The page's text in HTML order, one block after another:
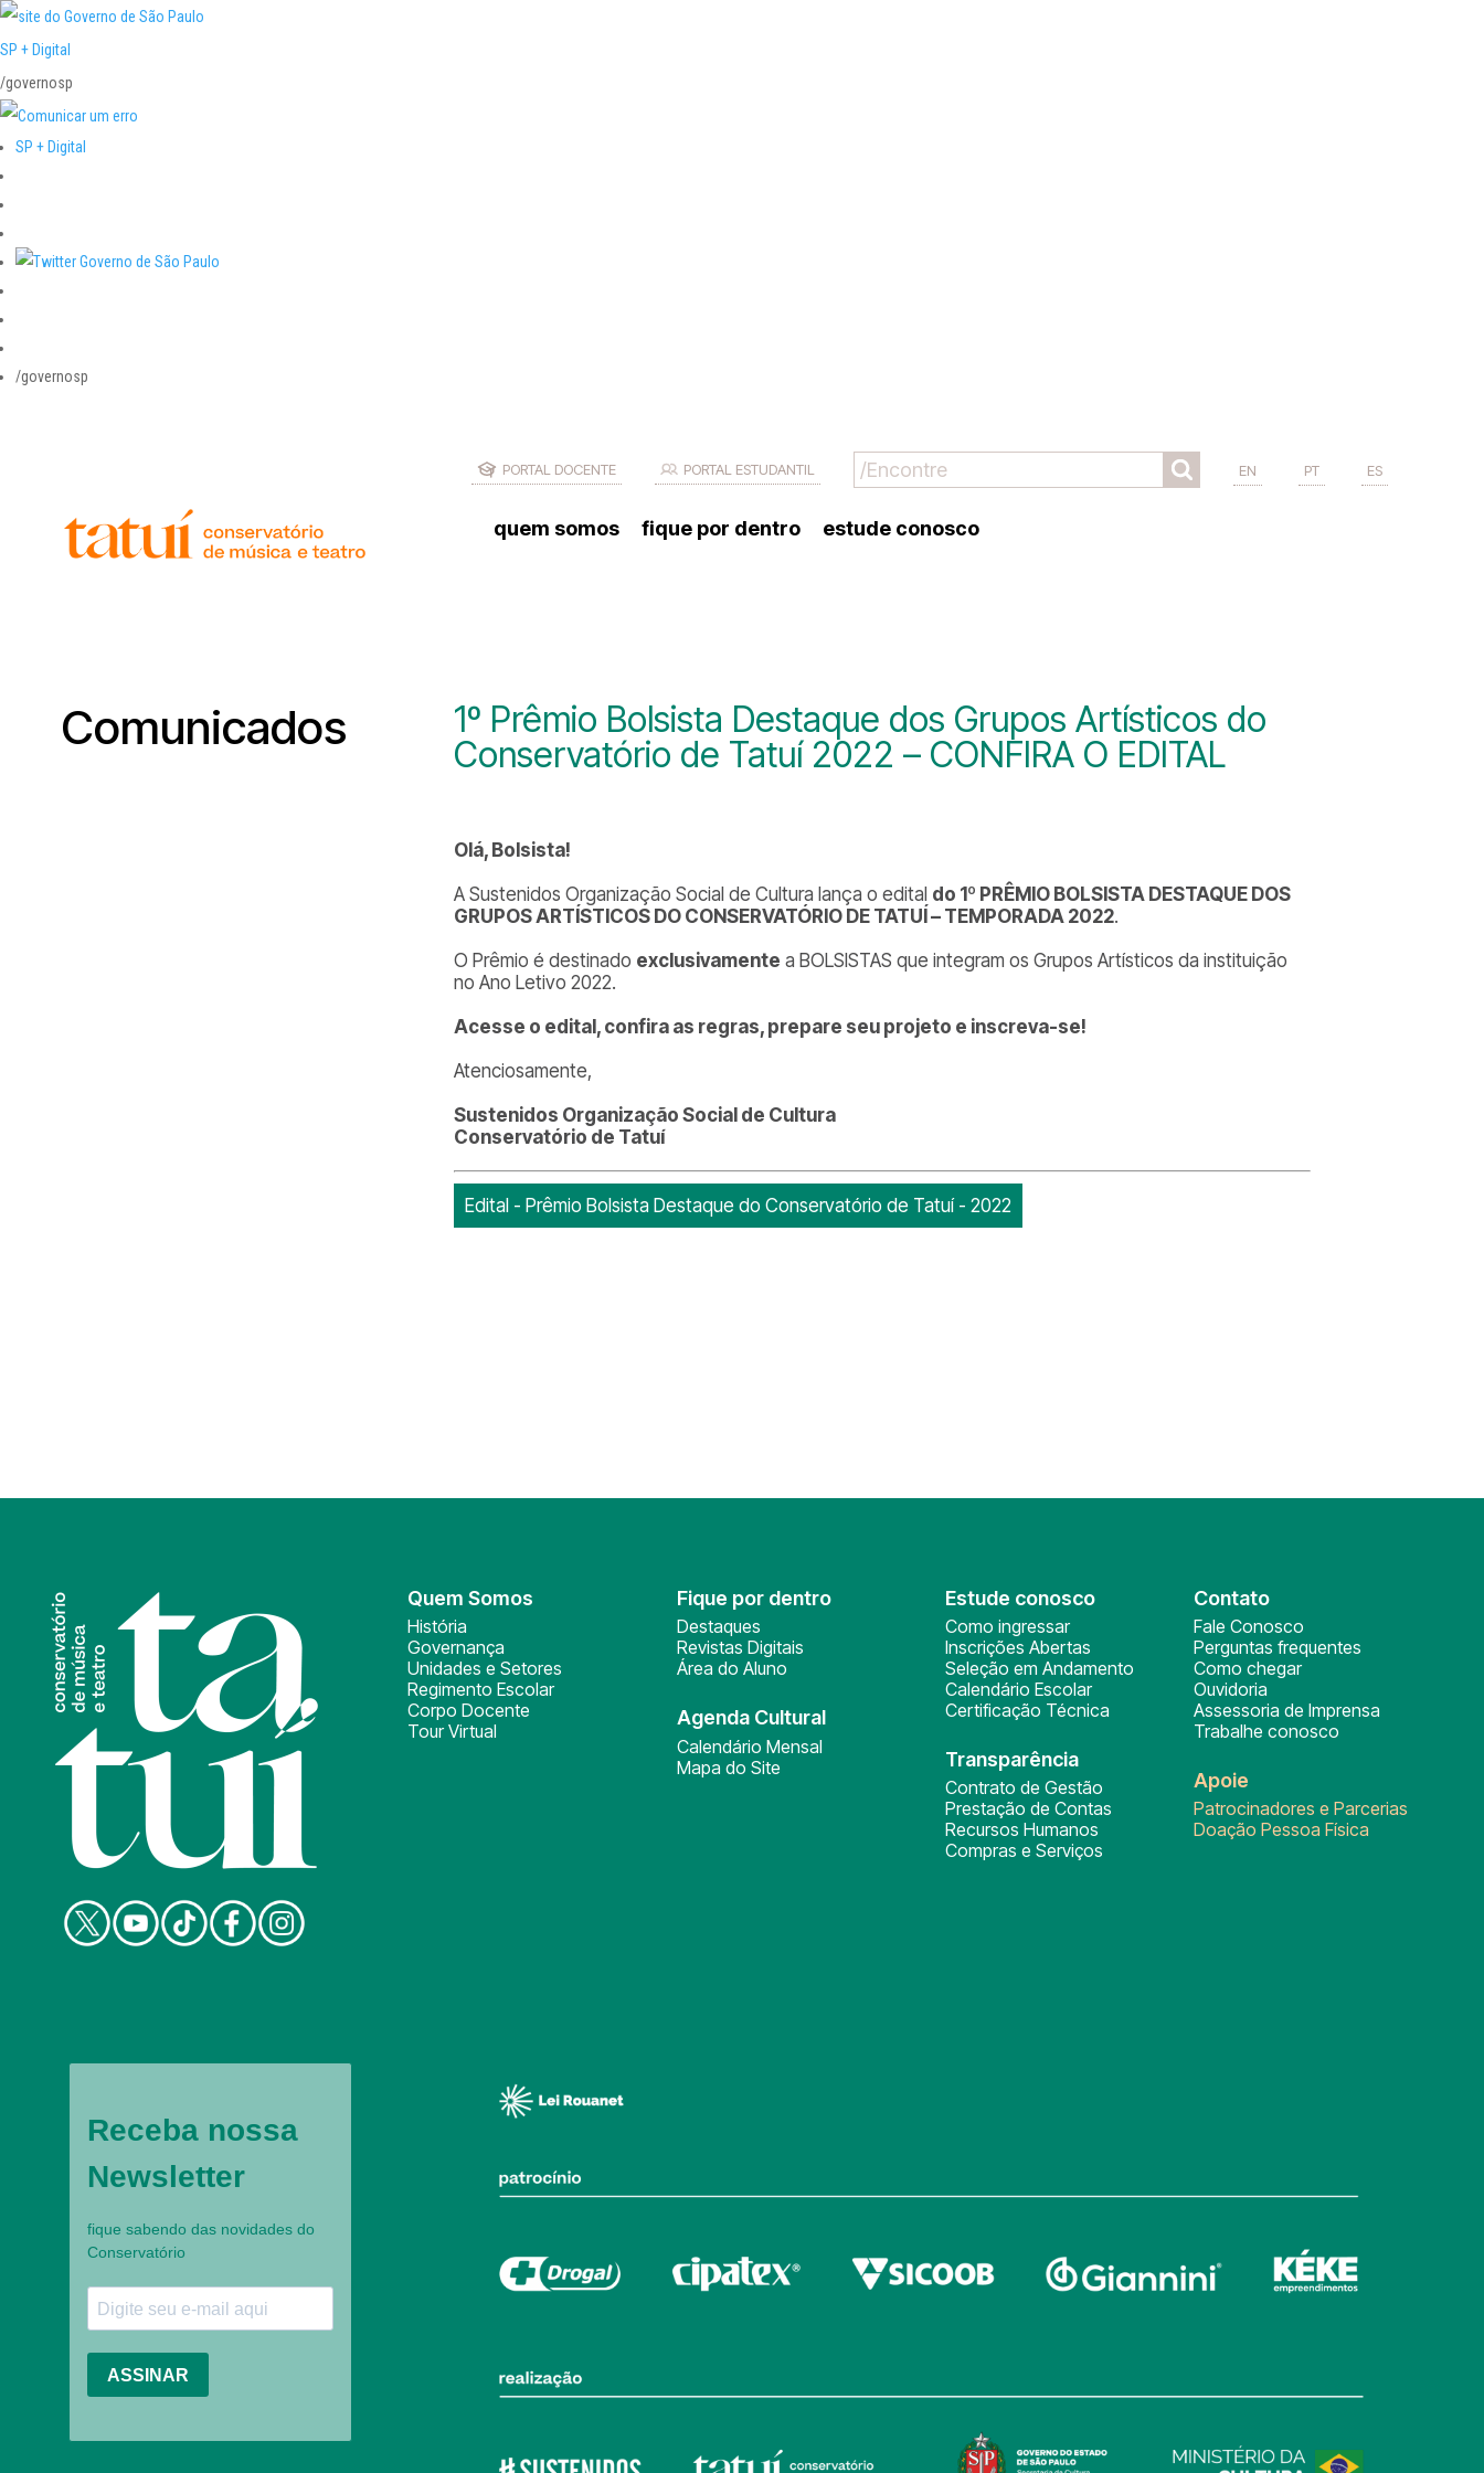
SP + Digital
/governosp
SP + Digital
/governosp
PORTAL DOCENTE PORTAL ESTUDANTIL EN PT ES
quem somos fique por dentro estude conosco
Comunicados
1º Prêmio Bolsista Destaque dos Grupos Artísticos do
Conservatório de Tatuí 2022 – CONFIRA O EDITAL
Olá, Bolsista!
A Sustenidos Organização Social de Cultura lança o edital do 1º PRÊMIO BOLSISTA DESTAQUE DOS
GRUPOS ARTÍSTICOS DO CONSERVATÓRIO DE TATUÍ – TEMPORADA 2022.
O Prêmio é destinado exclusivamente a BOLSISTAS que integram os Grupos Artísticos da instituição
no Ano Letivo 2022.
Acesse o edital, confira as regras, prepare seu projeto e inscreva-se!
Atenciosamente,
Sustenidos Organização Social de Cultura
Conservatório de Tatuí
Edital - Prêmio Bolsista Destaque do Conservatório de Tatuí - 2022
Quem Somos
História
Governança
Unidades e Setores
Regimento Escolar
Corpo Docente
Tour Virtual
Fique por dentro
Destaques
Revistas Digitais
Área do Aluno
Agenda Cultural
Calendário Mensal
Mapa do Site
Estude conosco
Como ingressar
Inscrições Abertas
Seleção em Andamento
Calendário Escolar
Certificação Técnica
Transparência
Contrato de Gestão
Prestação de Contas
Recursos Humanos
Compras e Serviços
Contato
Fale Conosco
Perguntas frequentes
Como chegar
Ouvidoria
Assessoria de Imprensa
Trabalhe conosco
Apoie
Patrocinadores e Parcerias
Doação Pessoa Física